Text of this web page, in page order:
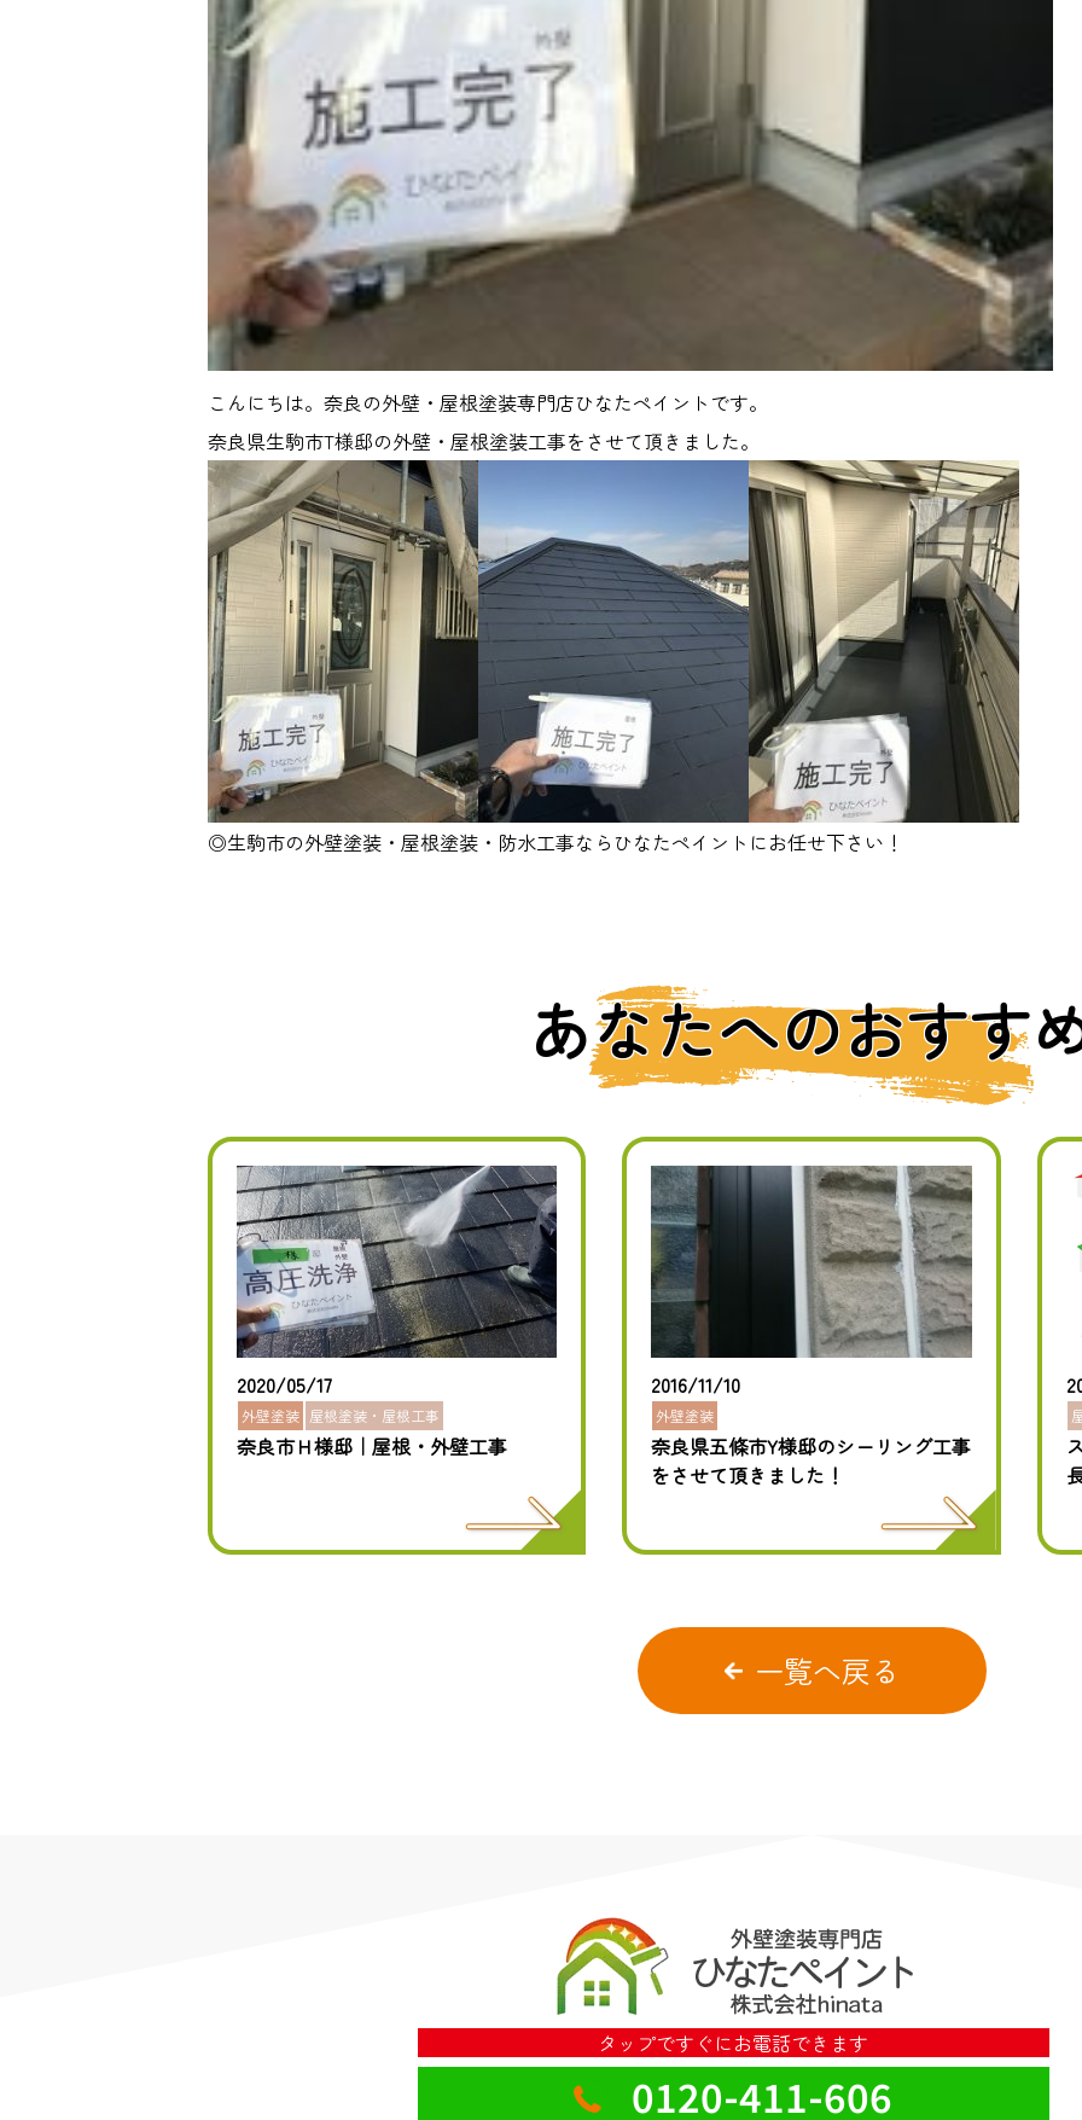
こんにちは。奈良の外壁・屋根塗装専門店ひなたペイントです。
奈良県生駒市T様邸の外壁・屋根塗装工事をさせて頂きました。
◎生駒市の外壁塗装・屋根塗装・防水工事ならひなたペイントにお任せ下さい！
あなたへのおすす
2020/05/17
外壁塗装 屋根塗装・屋根工事
奈良市Ｈ様邸｜屋根・外壁工事
2016/11/10
外壁塗装
奈良県五條市Y様邸のシーリング工事
をさせて頂きました！
一覧へ戻る
タップですぐにお電話できます
0120-411-606